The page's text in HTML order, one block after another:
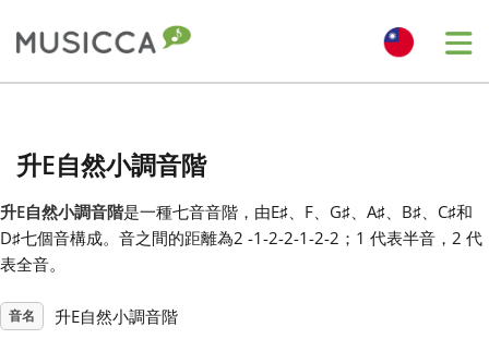
Български
Dansk
Deutsch
升E自然小調音階
升E自然小調音階是一種七音音階，由E♯、F、G♯、A♯、B♯、C♯和
D♯七個音構成。音之間的距離為2 -1-2-2-1-2-2；1 代表半音，2 代
表全音。
音名 升E自然小調音階